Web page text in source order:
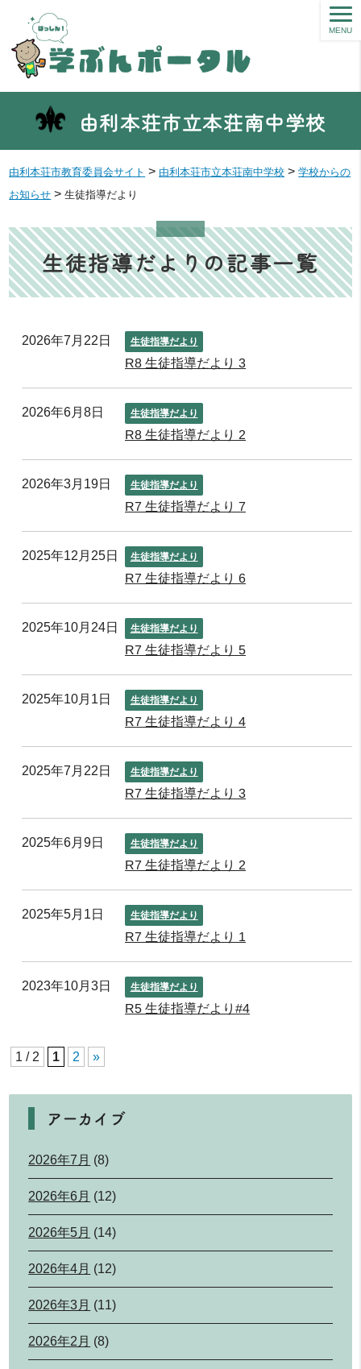
由利本荘市立本荘南中学校
MENU
由利本荘市教育委員会サイト > 由利本荘市立本荘南中学校 >学校からの
お知らせ >生徒指導だより
生徒指導だよりの記事一覧
2026年7月22日 生徒指導だより
R8 生徒指導だより 3
2026年6月8日 生徒指導だより
R8 生徒指導だより 2
2026年3月19日 生徒指導だより
R7 生徒指導だより 7
2025年12月25日 生徒指導だより
R7 生徒指導だより 6
2025年10月24日 生徒指導だより
R7 生徒指導だより 5
2025年10月1日 生徒指導だより
R7 生徒指導だより 4
2025年7月22日 生徒指導だより
R7 生徒指導だより 3
2025年6月9日 生徒指導だより
R7 生徒指導だより 2
2025年5月1日 生徒指導だより
R7 生徒指導だより 1
2023年10月3日 生徒指導だより
R5 生徒指導だより#4
1 / 2 1 2 »
アーカイブ
2026年7月 (8)
2026年6月 (12)
2026年5月 (14)
2026年4月 (12)
2026年3月 (11)
2026年2月 (8)